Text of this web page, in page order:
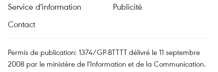
Service d'information
Publicité
Contact
Permis de publication: 1374/GP-BTTTT délivré le 11 septembre
2008 par le ministère de l'Information et de la Communication.